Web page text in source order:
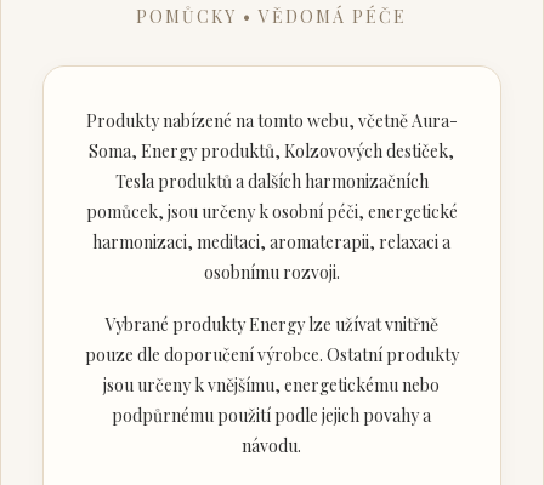
POMŮCKY • VĚDOMÁ PÉČE
Produkty nabízené na tomto webu, včetně Aura-
Soma, Energy produktů, Kolzovových destiček,
Tesla produktů a dalších harmonizačních
pomůcek, jsou určeny k osobní péči, energetické
harmonizaci, meditaci, aromaterapii, relaxaci a
osobnímu rozvoji.
Vybrané produkty Energy lze užívat vnitřně
pouze dle doporučení výrobce. Ostatní produkty
jsou určeny k vnějšímu, energetickému nebo
podpůrnému použití podle jejich povahy a
návodu.